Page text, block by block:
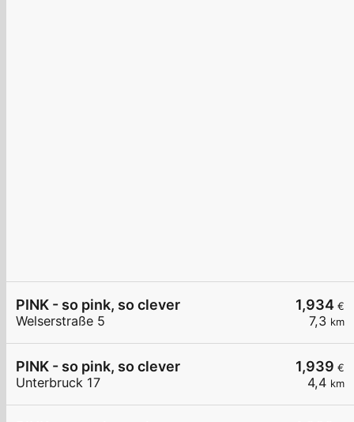
1,934 €
7,3 km
PINK - so pink, so clever
Welserstraße 5
1,939 €
4,4 km
PINK - so pink, so clever
Unterbruck 17